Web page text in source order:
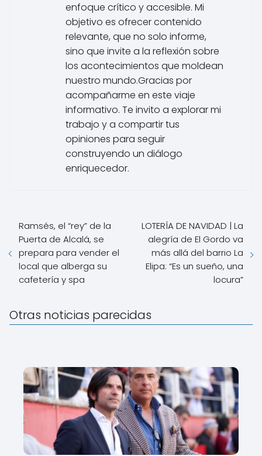
enfoque crítico y accesible. Mi
objetivo es ofrecer contenido
relevante, que no solo informe,
sino que invite a la reflexión sobre
los acontecimientos que moldean
nuestro mundo.Gracias por
acompañarme en este viaje
informativo. Te invito a explorar mi
trabajo y a compartir tus
opiniones para seguir
construyendo un diálogo
enriquecedor.
Ramsés, el “rey” de la
Puerta de Alcalá, se
prepara para vender el
local que alberga su
cafetería y spa
LOTERÍA DE NAVIDAD | La
alegría de El Gordo va
más allá del barrio La
Elipa: “Es un sueño, una
locura”
Otras noticias parecidas